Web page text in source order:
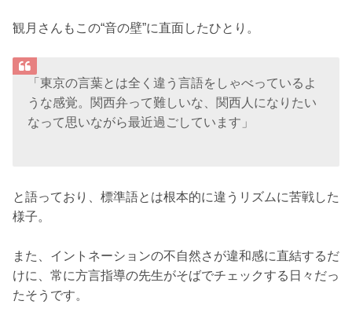
観月さんもこの“音の壁”に直面したひとり。
「東京の言葉とは全く違う言語をしゃべっているよ
うな感覚。関西弁って難しいな、関西人になりたい
なって思いながら最近過ごしています」
と語っており、標準語とは根本的に違うリズムに苦戦した
様子。
また、イントネーションの不自然さが違和感に直結するだ
けに、常に方言指導の先生がそばでチェックする日々だっ
たそうです。